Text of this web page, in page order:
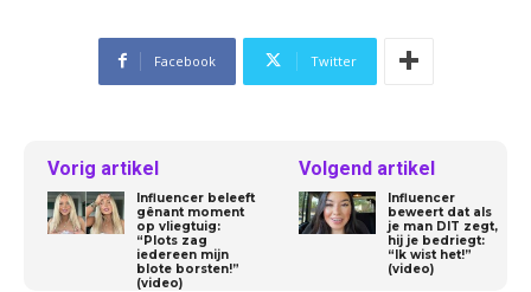
Facebook Twitter
Vorig artikel
Influencer beleeft
gênant moment
op vliegtuig:
“Plots zag
iedereen mijn
blote borsten!”
(video)
Volgend artikel
Influencer
beweert dat als
je man DIT zegt,
hij je bedriegt:
“Ik wist het!”
(video)